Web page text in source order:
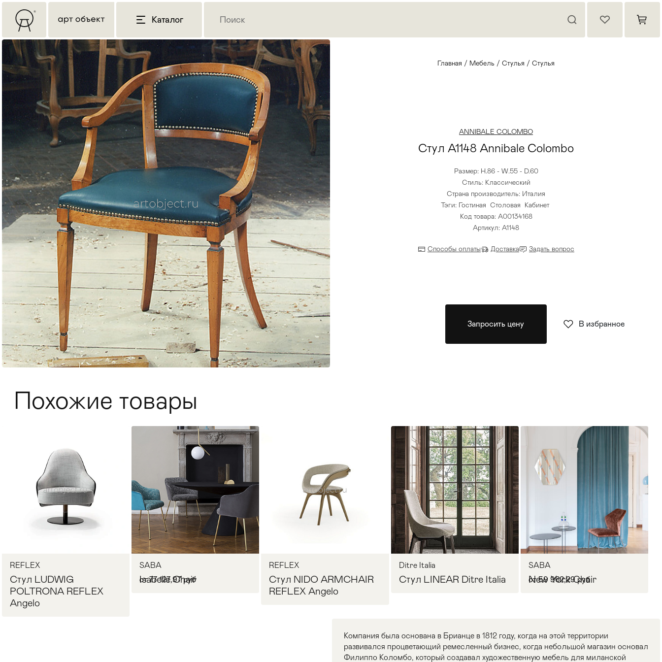
Каталог
Кровати
>
Комоды и тумбы
Мебель для ванных комнат Двери и перегородки
Главная / Мебель / Стулья / Стулья
ANNIBALE COLOMBO
Стул A1148 Annibale Colombo
Размер: H.86 - W.55 - D.60
Стиль: Классический
Страна производитель: Италия
Тэги: Гостиная Столовая Кабинет
Код товара: А00134168
Артикул: A1148
Способы оплаты Доставка Задать вопрос
Запросить цену В избранное
Похожие товары
REFLEX
Стул LUDWIG
POLTRONA REFLEX
Angelo
SABA
Isabelle Chair
от 77 127,97 руб
REFLEX
Стул NIDO ARMCHAIR
REFLEX Angelo
Ditre Italia
Стул LINEAR Ditre Italia
SABA
New York Chair
от 59 962,29 руб
Компания была основана в Брианце в 1812 году, когда на этой территории
развивался процветающий ремесленный бизнес, когда небольшой магазин основал
Филиппо Коломбо, который создавал художественную мебель для миланской